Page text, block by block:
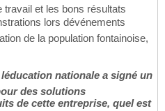
travail et les bons résultats
lors dévénements
de la population fontainoise,
nationale a signé un
des solutions
de cette entreprise, quel est